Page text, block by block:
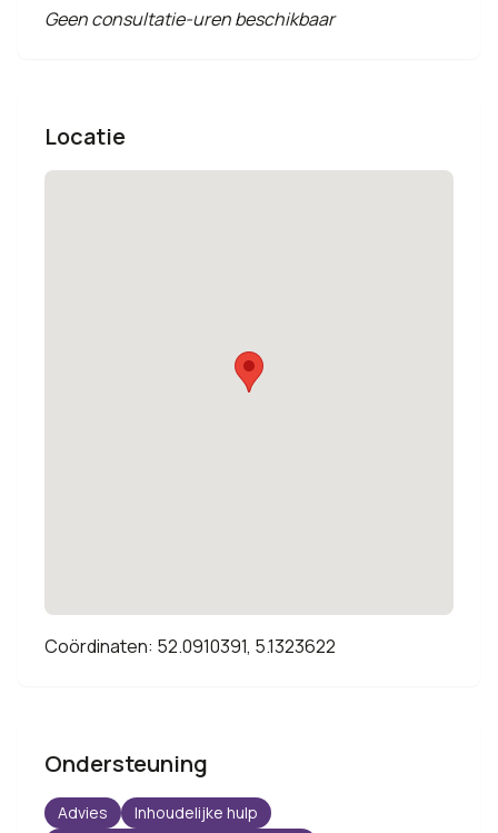
Geen consultatie-uren beschikbaar
Locatie
Coördinaten: 52.0910391, 5.1323622
Ondersteuning
Advies
Inhoudelijke hulp